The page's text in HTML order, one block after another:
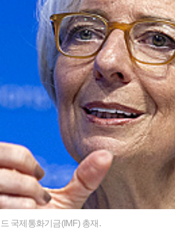
국제통화기금(IMF) 총재.